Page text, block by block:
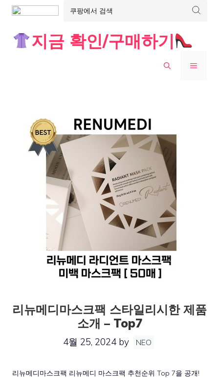
지금 확인/구매하기
MENU
리뉴메디마스크팩 스타일리시한 제품
소개 – Top7
4월 25, 2024 by NEO
리뉴메디마스크팩 리뉴메디 마스크팩 추천순위 Top 7을 공개!